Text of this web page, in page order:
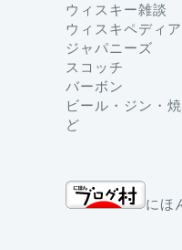
ウィスキー雑談
ウィスキペディ
ジャパニーズ
スコッチ
バーボン
ビール・ジン・
ど
にほ